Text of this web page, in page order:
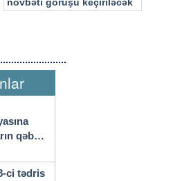
qəbulu
ci tədris